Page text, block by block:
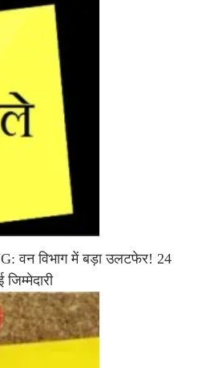
वन विभाग में बड़ा उलटफेर! 24